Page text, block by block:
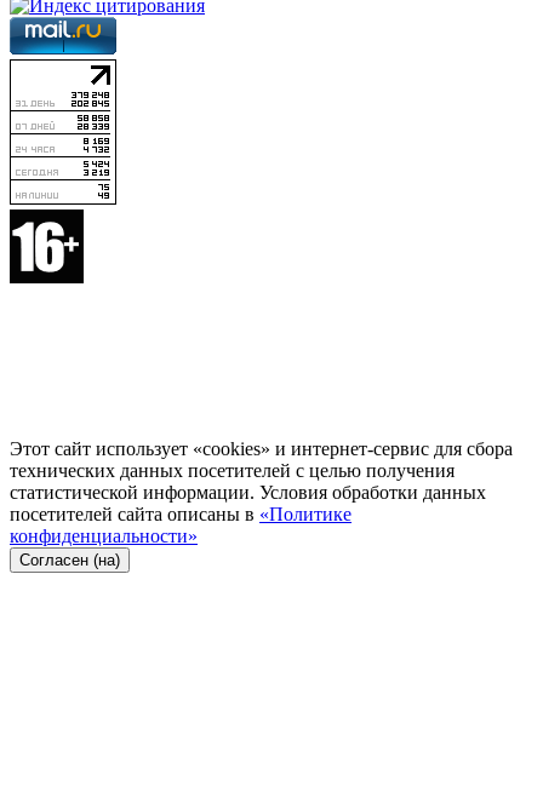
Этот сайт использует «cookies» и интернет-сервис для сбора
технических данных посетителей с целью получения
статистической информации. Условия обработки данных
посетителей сайта описаны в «Политике
конфиденциальности»
Согласен (на)